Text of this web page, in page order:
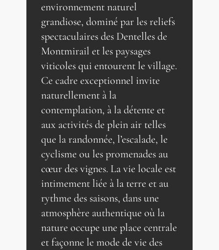
environnement naturel
grandiose, dominé par les reliefs
spectaculaires des Dentelles de
Montmirail et les paysages
viticoles qui entourent le village.
Ce cadre exceptionnel invite
naturellement à la
contemplation, à la détente et
aux activités de plein air telles
que la randonnée, l’escalade, le
cyclisme ou les promenades au
cœur des vignes. La vie locale est
intimement liée à la terre et au
rythme des saisons, dans une
atmosphère authentique où la
nature occupe une place centrale
et façonne le mode de vie des